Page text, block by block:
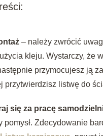
– należy zwrócić
kleju. Wystarczy, że
przymocujesz ją
przytwierdzisz listwę do
się za pracę
pomysł. Zdecydowanie